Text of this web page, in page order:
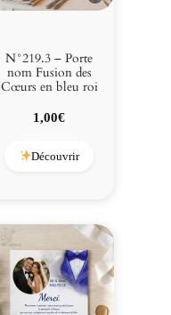
N°219.3 – Porte
nom Fusion des
Cœurs en bleu roi
1,00€
Découvrir